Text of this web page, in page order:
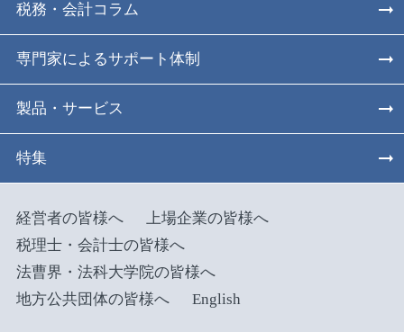
税務・会計コラム
専門家によるサポート体制
製品・サービス
特集
経営者の皆様へ
上場企業の皆様へ
税理士・会計士の皆様へ
法曹界・法科大学院の皆様へ
地方公共団体の皆様へ
English